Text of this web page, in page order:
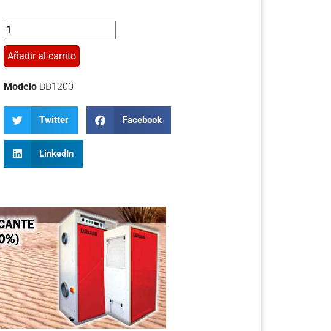
Añadir al carrito
Modelo DD1200
Twitter Facebook
LinkedIn